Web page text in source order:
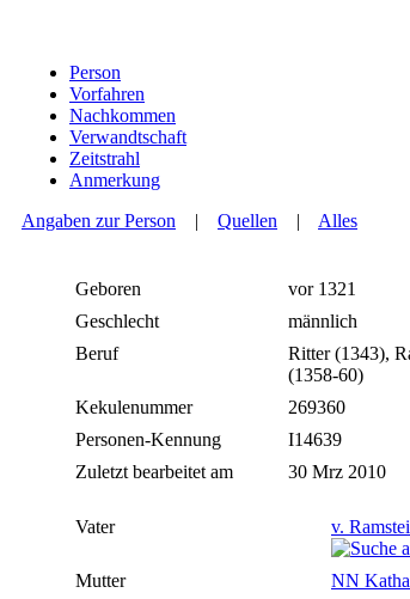
Person
Vorfahren
Nachkommen
Verwandtschaft
Zeitstrahl
Anmerkung
Angaben zur Person | Quellen | Alles
Geboren
vor 1321
Geschlecht
männlich
Beruf
Ritter (1343),
(1358-60)
Kekulenummer
269360
Personen-Kennung
I14639
Zuletzt bearbeitet am
30 Mrz 2010
Vater v.
Mutter NN